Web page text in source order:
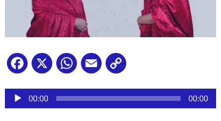
Facebook
X WhatsApp
Email
Reproductor
audio
00:00 00:00